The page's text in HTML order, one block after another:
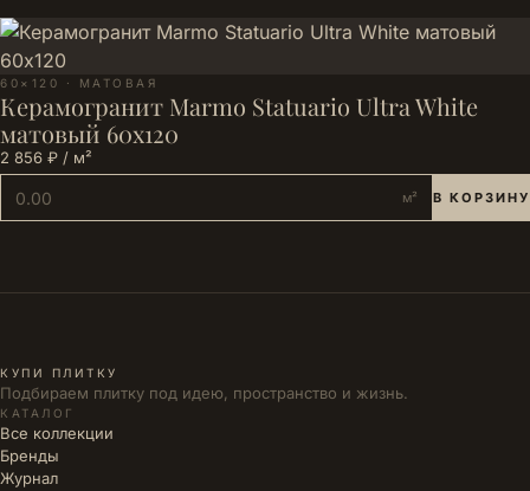
60×120 · МАТОВАЯ
Керамогранит Marmo Statuario Ultra White
матовый 60х120
2 856 ₽ / м²
м² В КОРЗИНУ
КУПИ ПЛИТКУ
Подбираем плитку под идею, пространство и жизнь.
КАТАЛОГ
Все коллекции
Бренды
Журнал